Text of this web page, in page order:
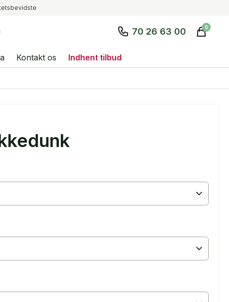
SØG
70 26 63 00 0
Kontakt os Indhent tilbud